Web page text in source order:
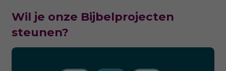
Wil je onze Bijbelprojecten
steunen?